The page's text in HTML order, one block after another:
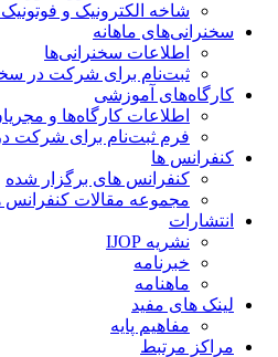
شاخه‌ الکترونیک و فوتونیک
سخنرانی‌های ماهانه
اطلاعات سخنرانی‌‌ها
ثبت‌نام برای شرکت در
کارگاه‌های آموزشی
اطلاعات کارگاه‌ها و مجریان
فرم ثبت‌نام برای شرکت در
کنفرانس ها
کنفرانس های برگزار شده
مجموعه مقالات کنفرانس ها
انتشارات
نشریه IJOP
خبرنامه
ماهنامه
لینک های مفید
مفاهیم پایه
مراکز مرتبط